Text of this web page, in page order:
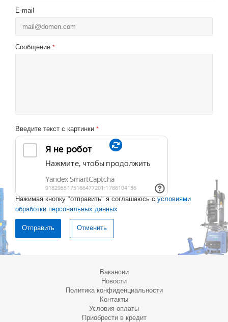
E-mail
Сообщение *
Введите текст с картинки *
Нажимая кнопку "отправить" я соглашаюсь с условиями
обработки персональных данных
Отменить
Вакансии
Новости
Политика конфиденциальности
Контакты
Условия оплаты
Приобрести в кредит